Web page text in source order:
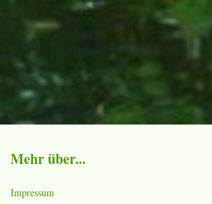
Mehr über...
Impressum